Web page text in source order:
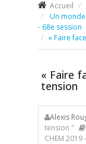
Accueil
Un
- 68e session
« Faire
« Faire
tension
Alexis
tension "
CHEM 2019